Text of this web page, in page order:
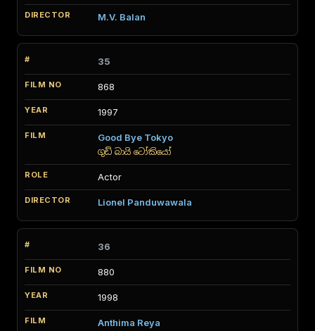
M.V. Balan
35
868
1997
Good Bye Tokyo
ගුඩ් බායි ටෝකියෝ
Actor
Lionel Panduwawala
36
880
1998
Anthima Reya